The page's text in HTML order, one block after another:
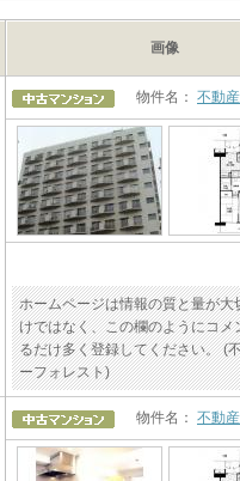
画像
物件名： 不動
ホームページは情報の質と量が
けではなく、この欄のようにコ
るだけ多く登録してください。 (
ーフォレスト)
物件名： 不動